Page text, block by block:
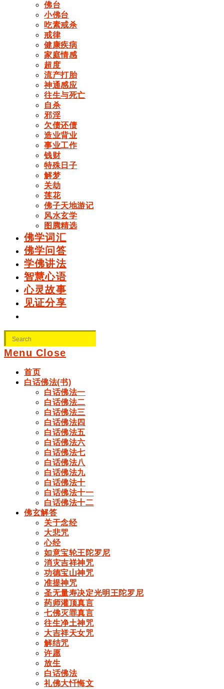
佛台
小佛台
吃素戒杀
戒律
健康疾病
家庭情感
超度
流产打胎
神通感应
往生与死亡
自杀
邪淫
欠债还债
造业背业
事业工作
钱财
特殊日子
解梦
关劫
莲花
佛子天地游记
风水玄学
图腾精选
佛学词汇
佛学问答
学佛讲法
智慧心语
心灵故事
见证分享
Search
for:
Menu Close
首页
白话佛法(书)
白话佛法一
白话佛法二
白话佛法三
白话佛法四
白话佛法五
白话佛法六
白话佛法七
白话佛法八
白话佛法九
白话佛法十
白话佛法十一
白话佛法十二
佛玄解答
关于念经
大悲咒
心经
如意宝轮王陀罗尼
消灾吉祥神咒
功德宝山神咒
准提神咒
圣无量寿决定光明王陀罗尼
药师灌顶真言
七佛灭罪真言
往生净土神咒
大吉祥天女咒
解结咒
许愿
放生
白话佛法
礼佛大忏悔文